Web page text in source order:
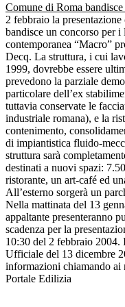
Comune di Roma
2 febbraio la
bandisce un concorso per
contemporanea “Macro”
Decq. La struttura, i cui
1999, dovrebbe essere
prevedono la parziale
particolare dell’ex
tuttavia conservate le
industriale romana), e la
contenimento,
di impiantistica fluido-
struttura sarà
destinati a nuovi spazi:
ristorante, un art-café ed
All’esterno sorgerà un
Nella mattinata del 13
appaltante presenteranno
scadenza per la
10:30 del 2 febbraio 2004.
Ufficiale del 13 dicembre
informazioni chiamando ai
Portale Edilizia